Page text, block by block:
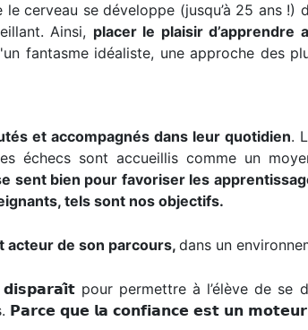
cerveau se développe (jusqu’à 25 ans !)
Ainsi, placer le plaisir d’apprendre
fantasme idéaliste, une approche des
et accompagnés dans leur quotidien.
échecs sont accueillis comme un
sent bien pour favoriser les
tels sont nos objectifs.
acteur de son parcours, dans un
pour permettre à l’élève de
𝗣𝗮𝗿𝗰𝗲 𝗾𝘂𝗲 𝗹𝗮 𝗰𝗼𝗻𝗳𝗶𝗮𝗻𝗰𝗲 𝗲𝘀𝘁 𝘂𝗻